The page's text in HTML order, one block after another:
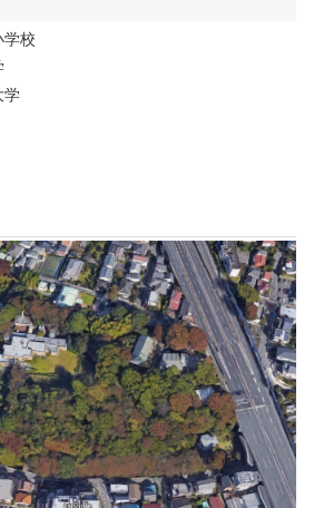
校
学